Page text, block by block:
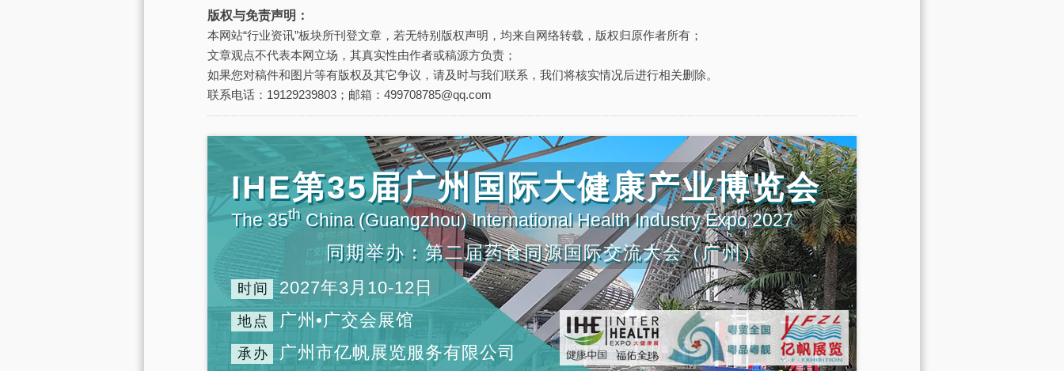
版权与免责声明：
本网站“行业资讯”板块所刊登文章，若无特别版权声明，均来自网络转载，版权归原作者所有；
文章观点不代表本网立场，其真实性由作者或稿源方负责；
如果您对稿件和图片等有版权及其它争议，请及时与我们联系，我们将核实情况后进行相关删除。
联系电话：19129239803；邮箱：499708785@qq.com
IHE第35届广州国际大健康产业博览会
The 35thChina (Guangzhou) International Health Industry Expo 2027
同期举办：第二届药食同源国际交流大会（广州）
时间 2027年3月10-12日
地点 广州•广交会展馆
承办 广州市亿帆展览服务有限公司